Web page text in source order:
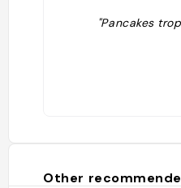
"Pancakes
Other